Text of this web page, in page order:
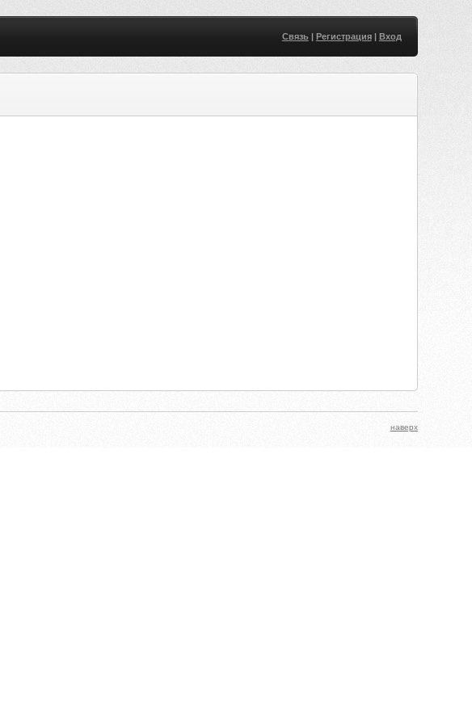
Связь| Регистрация| Вход
наверх